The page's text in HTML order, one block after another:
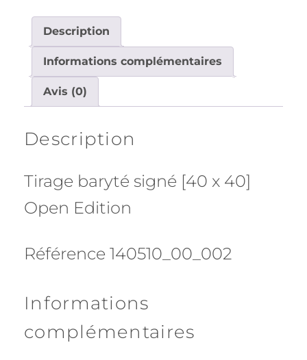
Description
Informations complémentaires
Avis (0)
Description
Tirage baryté signé [40 x 40]
Open Edition
Référence 140510_00_002
Informations
complémentaires